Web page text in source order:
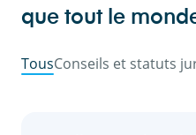
que tout le
TousConseils et statuts